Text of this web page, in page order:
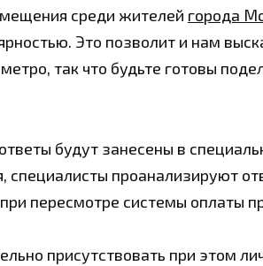
среди жителей города
Это позволит и нам
так что будьте готовы
будут занесены в
специалисты проанализируют
пересмотре системы оплаты
присутствовать при этом